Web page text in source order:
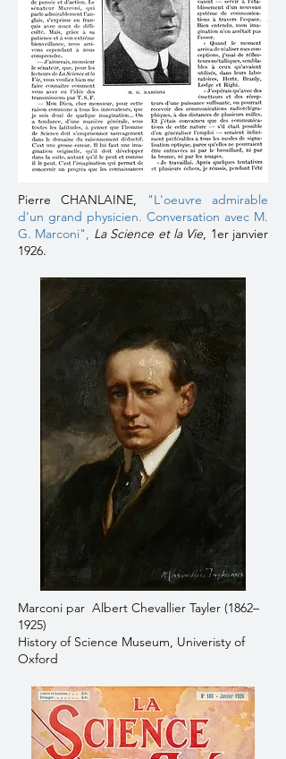
Pierre CHANLAINE,
"L'oeuvre admirable
d'un grand physicien. Conversation avec M.
G. Marconi", La Science et la Vie, 1er janvier
1926.
Marconi par Albert Chevallier Tayler (1862–
1925)
History of Science Museum, Univeristy of
Oxford